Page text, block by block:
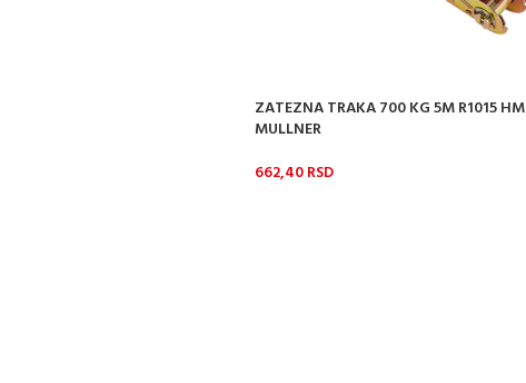
ZATEZNA TRAKA 700 KG 5M R1015 HM
MULLNER
662,40RSD